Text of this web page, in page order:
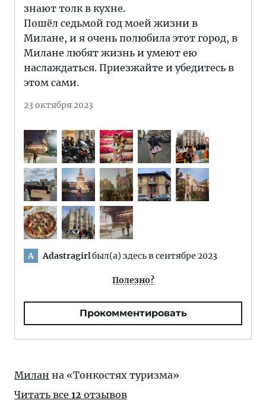
знают толк в кухне.
Пошёл седьмой год моей жизни в
Милане, и я очень полюбила этот город, в
Милане любят жизнь и умеют ею
наслаждаться. Приезжайте и убедитесь в
этом сами.
23 октября 2023
A Adastragirlбыл(а) здесь в сентябре 2023
Полезно?
Прокомментировать
Милан на «Тонкостях туризма»
Читать все 12 отзывов